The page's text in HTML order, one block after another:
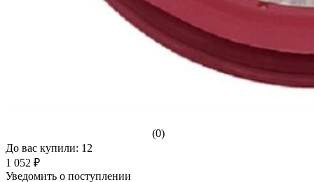
(0)
До вас купили: 12
1 052 ₽
Уведомить о поступлении